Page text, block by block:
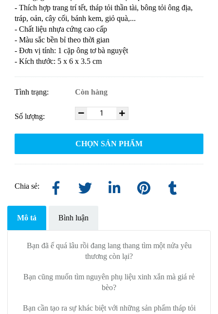
- Thích hợp trang trí tết, tháp tỏi thần tài, bông tỏi ông địa,
tráp, oản, cây cối, bánh kem, giỏ quà,...
- Chất liệu nhựa cứng cao cấp
- Màu sắc bền bỉ theo thời gian
- Đơn vị tính: 1 cặp ông tơ bà nguyệt
- Kích thước: 5 x 6 x 3.5 cm
Tình trạng: Còn hàng
Số lượng:
CHỌN SẢN PHẨM
Chia sẻ:
Mô tả Bình luận
Bạn đã ế quá lâu rồi đang lang thang tìm một nửa yêu
thương còn lại?
Bạn cũng muốn tìm nguyên phụ liệu xinh xắn mà giá rẻ
bèo?
Bạn cần tạo ra sự khác biệt với những sản phẩm tháp tỏi